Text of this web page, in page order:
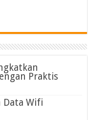
Praktis
Data Wifi